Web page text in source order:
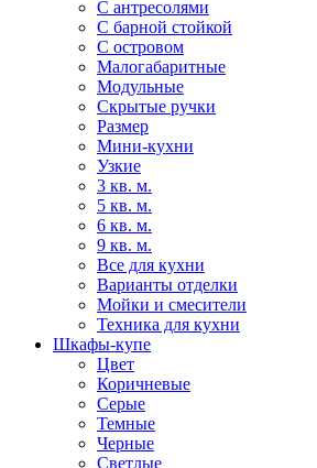
С антресолями
С барной стойкой
С островом
Малогабаритные
Модульные
Скрытые ручки
Размер
Мини-кухни
Узкие
3 кв. м.
5 кв. м.
6 кв. м.
9 кв. м.
Все для кухни
Варианты отделки
Мойки и смесители
Техника для кухни
Шкафы-купе
Цвет
Коричневые
Серые
Темные
Черные
Светлые